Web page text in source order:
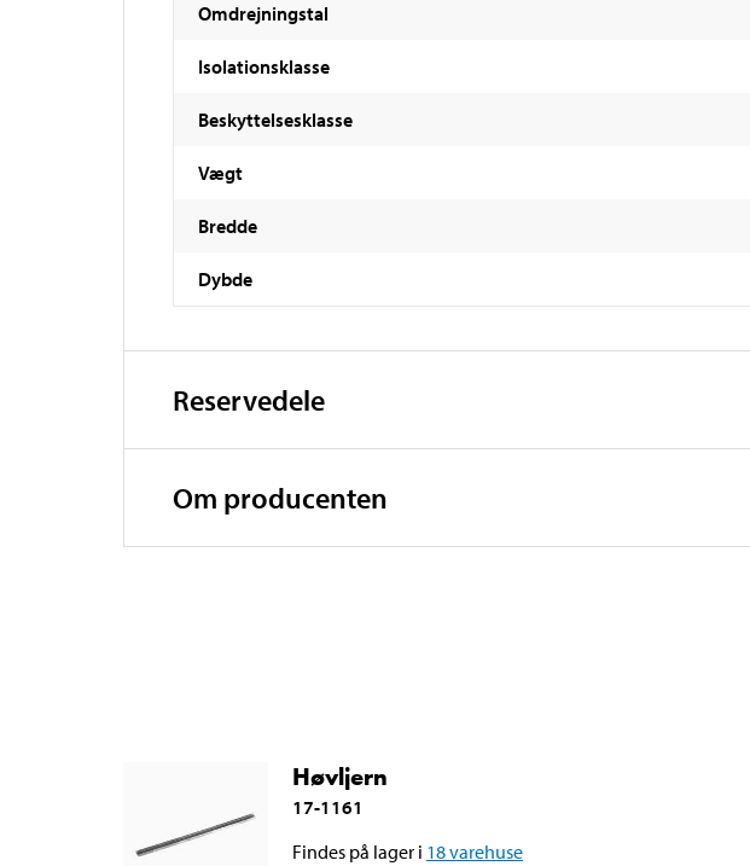
Omdrejningstal
Isolationsklasse
Beskyttelsesklasse
Vægt
Bredde
Dybde
Reservedele
Om producenten
Høvljern
17-1161
Findes på lager i 18varehuse